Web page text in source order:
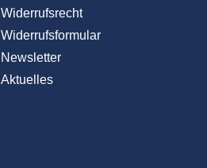
Widerrufsrecht
Widerrufsformular
Newsletter
Aktuelles